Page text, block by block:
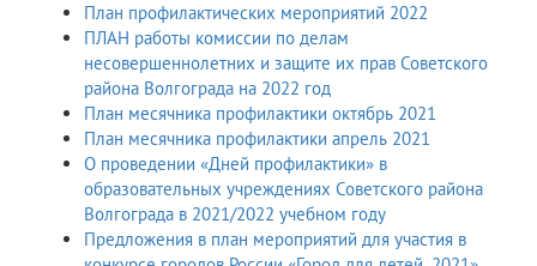
План профилактических мероприятий 2022
ПЛАН работы комиссии по делам
несовершеннолетних и защите их прав Советского
района Волгограда на 2022 год
План месячника профилактики октябрь 2021
План месячника профилактики апрель 2021
О проведении «Дней профилактики» в
образовательных учреждениях Советского района
Волгограда в 2021/2022 учебном году
Предложения в план мероприятий для участия в